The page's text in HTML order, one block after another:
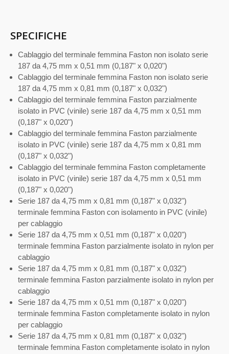
SPECIFICHE
Cablaggio del terminale femmina Faston non isolato serie
187 da 4,75 mm x 0,51 mm (0,187" x 0,020")
Cablaggio del terminale femmina Faston non isolato serie
187 da 4,75 mm x 0,81 mm (0,187" x 0,032")
Cablaggio del terminale femmina Faston parzialmente
isolato in PVC (vinile) serie 187 da 4,75 mm x 0,51 mm
(0,187" x 0,020")
Cablaggio del terminale femmina Faston parzialmente
isolato in PVC (vinile) serie 187 da 4,75 mm x 0,81 mm
(0,187" x 0,032")
Cablaggio del terminale femmina Faston completamente
isolato in PVC (vinile) serie 187 da 4,75 mm x 0,51 mm
(0,187" x 0,020")
Serie 187 da 4,75 mm x 0,81 mm (0,187" x 0,032")
terminale femmina Faston con isolamento in PVC (vinile)
per cablaggio
Serie 187 da 4,75 mm x 0,51 mm (0,187" x 0,020")
terminale femmina Faston parzialmente isolato in nylon per
cablaggio
Serie 187 da 4,75 mm x 0,81 mm (0,187" x 0,032")
terminale femmina Faston parzialmente isolato in nylon per
cablaggio
Serie 187 da 4,75 mm x 0,51 mm (0,187" x 0,020")
terminale femmina Faston completamente isolato in nylon
per cablaggio
Serie 187 da 4,75 mm x 0,81 mm (0,187" x 0,032")
terminale femmina Faston completamente isolato in nylon